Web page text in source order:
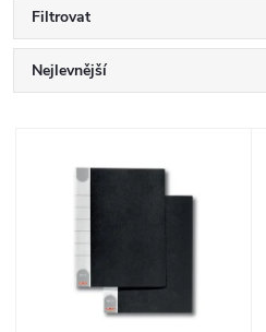
Filtrovat
Ř
Nejlevnější